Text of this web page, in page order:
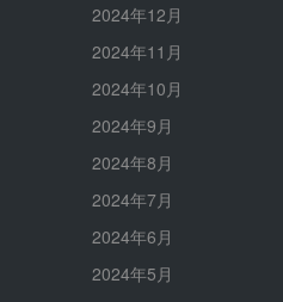
2024年12月
2024年11月
2024年10月
2024年9月
2024年8月
2024年7月
2024年6月
2024年5月